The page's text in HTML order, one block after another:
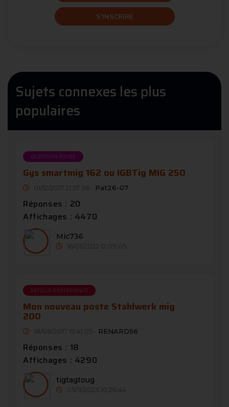
S'INSCRIRE
Sujets connexes les plus
populaires
QUESTION POSÉE
Gys smartmig 162 ou IGBTig MIG 250
01/12/2017 21:57:36 - Pat26-07
Réponses : 20
Affichages : 4470
Mic736
16/01/2022 12:09:05
RETOUR D'EXPÉRIENCE
Mon nouveau poste Stahlwerk mig
200
18/08/2017 19:41:05 - RENARD56
Réponses : 18
Affichages : 4290
tigtagtoug
05/11/2023 10:26:44